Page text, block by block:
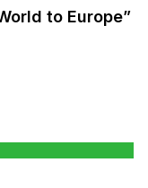
to Europe”